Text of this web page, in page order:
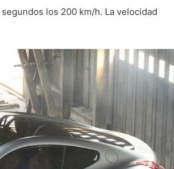
segundos los 200 km/h. La velocidad